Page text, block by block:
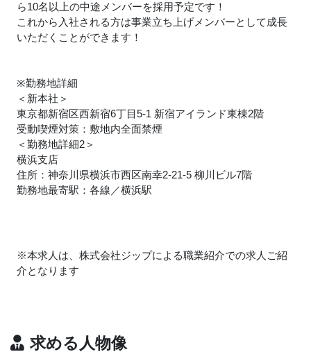
ら10名以上の中途メンバーを採用予定です！
これから入社される方は事業立ち上げメンバーとして成長
いただくことができます！
※勤務地詳細
＜新本社＞
東京都新宿区西新宿6丁目5-1 新宿アイランド東棟2階
受動喫煙対策：敷地内全面禁煙
＜勤務地詳細2＞
横浜支店
住所：神奈川県横浜市西区南幸2-21-5 柳川ビル7階
勤務地最寄駅：各線／横浜駅
※本求人は、株式会社ジップによる職業紹介での求人ご紹
介となります
求める人物像